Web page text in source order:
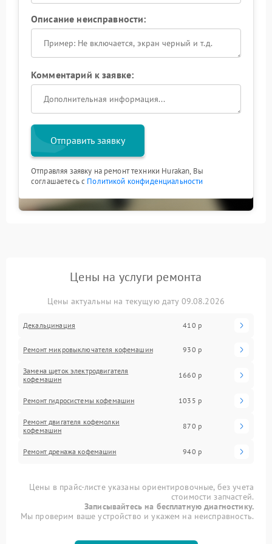
Описание неисправности:
Комментарий к заявке:
Отправить заявку
Отправляя заявку на ремонт техники Hurakan, Вы
соглашаетесь с Политикой конфиденциальности
Цены на услуги ремонта
Цены актуальны на текущую дату 09.08.2026
Декальцинация 410 р
Ремонт микровыключателя кофемашин 930 р
Замена щеток электродвигателя
кофемашин
1660 р
Ремонт гидросистемы кофемашин 1035 р
Ремонт двигателя кофемолки
кофемашин
870 р
Ремонт дренажа кофемашин 940 р
Цены в прайс-листе указаны ориентировочные, без учета
стоимости запчастей.
Записывайтесь на бесплатную диагностику.
Мы проверим ваше устройство и укажем на неисправность.